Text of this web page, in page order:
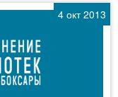
4 окт 2013